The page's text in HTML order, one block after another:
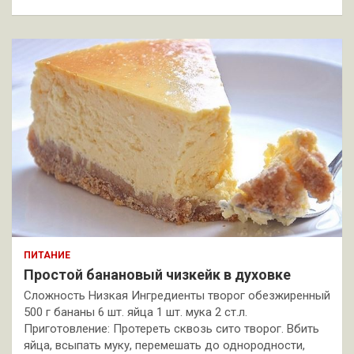
ПИТАНИЕ
Простой банановый чизкейк в духовке
Сложность Низкая Ингредиенты творог обезжиренный
500 г бананы 6 шт. яйца 1 шт. мука 2 ст.л.
Приготовление: Протереть сквозь сито творог. Вбить
яйца, всыпать муку, перемешать до однородности,